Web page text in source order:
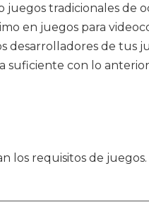
tradicionales de
en juegos para
desarrolladores de tus
suficiente con lo
los requisitos de